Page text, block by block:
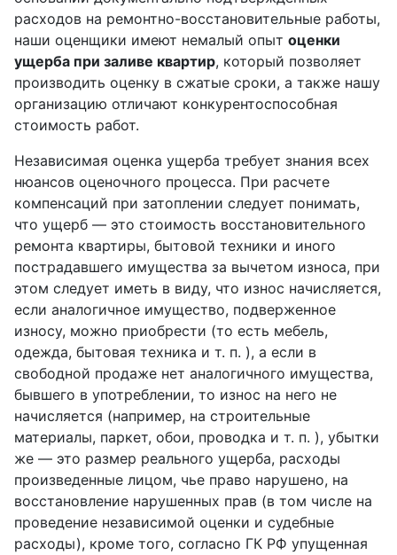
расходов на ремонтно-восстановительные работы,
наши оценщики имеют немалый опыт оценки
ущерба при заливе квартир, который позволяет
производить оценку в сжатые сроки, а также нашу
организацию отличают конкурентоспособная
стоимость работ.
Независимая оценка ущерба требует знания всех
нюансов оценочного процесса. При расчете
компенсаций при затоплении следует понимать,
что ущерб — это стоимость восстановительного
ремонта квартиры, бытовой техники и иного
пострадавшего имущества за вычетом износа, при
этом следует иметь в виду, что износ начисляется,
если аналогичное имущество, подверженное
износу, можно приобрести (то есть мебель,
одежда, бытовая техника и т. п. ), а если в
свободной продаже нет аналогичного имущества,
бывшего в употреблении, то износ на него не
начисляется (например, на строительные
материалы, паркет, обои, проводка и т. п. ), убытки
же — это размер реального ущерба, расходы
произведенные лицом, чье право нарушено, на
восстановление нарушенных прав (в том числе на
проведение независимой оценки и судебные
расходы), кроме того, согласно ГК РФ упущенная